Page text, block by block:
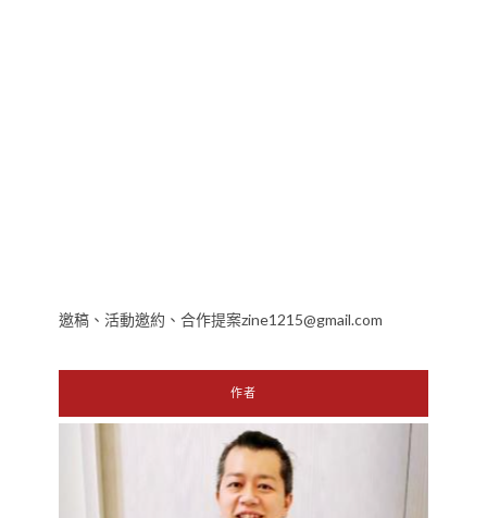
邀稿、活動邀約、合作提案zine1215@gmail.com
作者